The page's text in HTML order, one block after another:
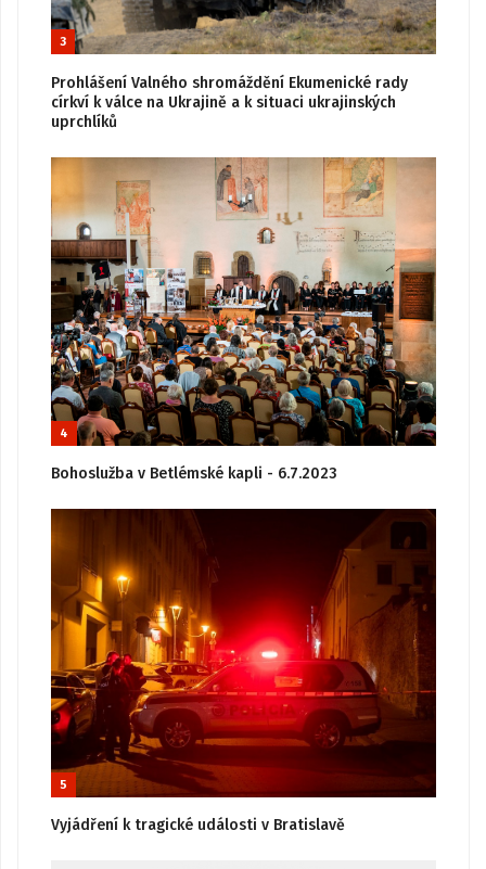
3
Prohlášení Valného shromáždění Ekumenické rady
církví k válce na Ukrajině a k situaci ukrajinských
uprchlíků
4
Bohoslužba v Betlémské kapli - 6.7.2023
5
Vyjádření k tragické události v Bratislavě